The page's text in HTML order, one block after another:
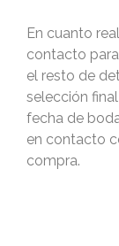
En cuanto
contacto
el resto de
selección
fecha de
en contacto
compra.